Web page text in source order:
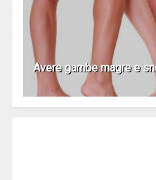
Avere gambe magre e